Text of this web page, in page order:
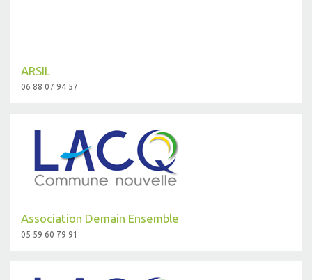
ARSIL
06 88 07 94 57
Association Demain Ensemble
05 59 60 79 91